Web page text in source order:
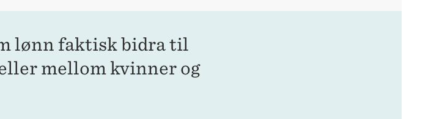
lønn faktisk bidra til
mellom kvinner og